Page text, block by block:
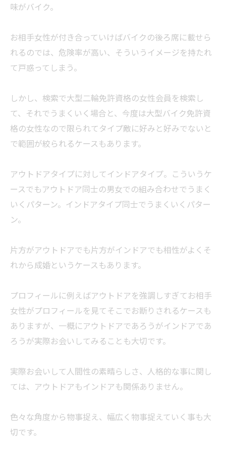
味がバイク。
お相手女性が付き合っていけばバイクの後ろ席に載せら
れるのでは、危険率が高い、そういうイメージを持たれ
て戸惑ってしまう。
しかし、検索で大型二輪免許資格の女性会員を検索し
て、それでうまくいく場合と、今度は大型バイク免許資
格の女性なので限られてタイプ敵に好みと好みでないと
で範囲が絞られるケースもあります。
アウトドアタイプに対してインドアタイプ。こういうケ
ースでもアウトドア同士の男女での組み合わせでうまく
いくパターン。インドアタイプ同士でうまくいくパター
ン。
片方がアウトドアでも片方がインドアでも相性がよくそ
れから成婚というケースもあります。
プロフィールに例えばアウトドアを強調しすぎてお相手
女性がプロフィールを見てそこでお断りされるケースも
ありますが、一概にアウトドアであろうがインドアであ
ろうが実際お会いしてみることも大切です。
実際お会いして人間性の素晴らしさ、人格的な事に関し
ては、アウトドアもインドアも関係ありません。
色々な角度から物事捉え、幅広く物事捉えていく事も大
切です。